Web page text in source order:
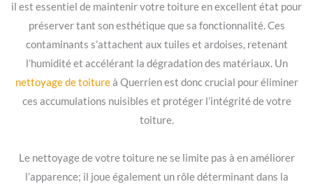
il est essentiel de maintenir votre toiture en excellent état pour
préserver tant son esthétique que sa fonctionnalité. Ces
contaminants s’attachent aux tuiles et ardoises, retenant
l’humidité et accélérant la dégradation des matériaux. Un
nettoyage de toitureà Querrien est donc crucial pour éliminer
ces accumulations nuisibles et protéger l’intégrité de votre
toiture.
Le nettoyage de votre toiture ne se limite pas à en améliorer
l’apparence; il joue également un rôle déterminant dans la